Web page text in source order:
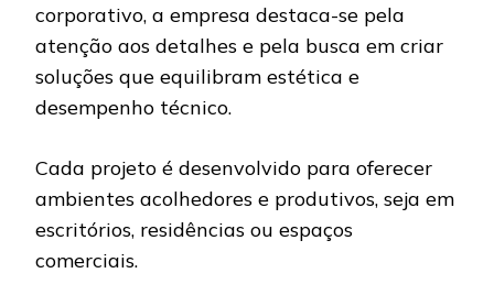
corporativo, a empresa destaca-se pela
atenção aos detalhes e pela busca em criar
soluções que equilibram estética e
desempenho técnico.
Cada projeto é desenvolvido para oferecer
ambientes acolhedores e produtivos, seja em
escritórios, residências ou espaços
comerciais.